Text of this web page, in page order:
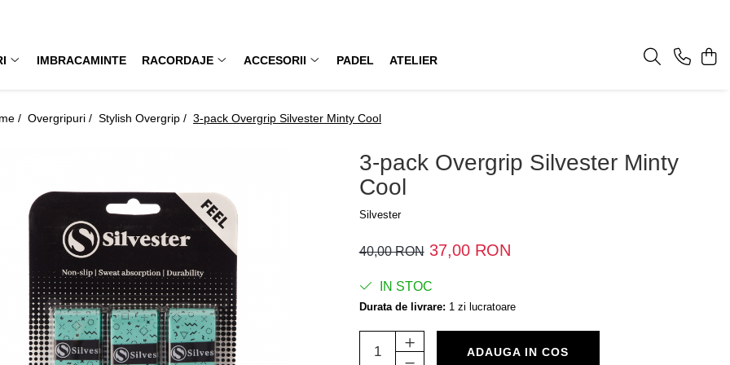
IMBRACAMINTE RACORDAJE ACCESORII PADEL ATELIER
/ Overgripuri / Stylish Overgrip / 3-pack Overgrip Silvester Minty Cool
3-pack Overgrip Silvester Minty
Cool
Silvester
40,00 RON 37,00 RON
IN STOC
Durata de livrare: 1 zi lucratoare
ADAUGA IN COS